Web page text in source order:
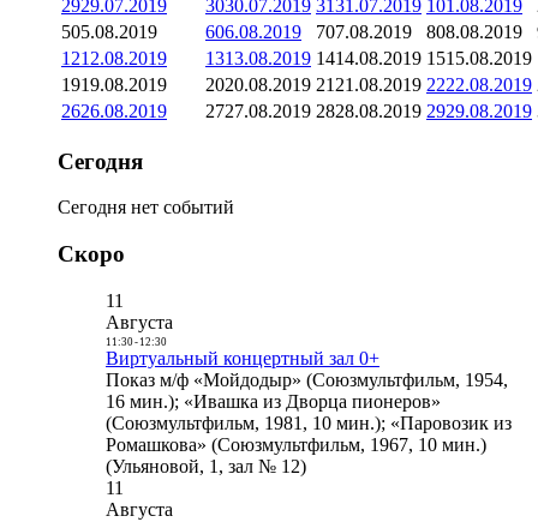
2929.07.2019 3030.07.2019 3131.07.2019 101.08.2019
505.08.2019 606.08.2019 707.08.2019 808.08.2019
1212.08.2019 1313.08.2019 1414.08.2019 1515.08.2019
1919.08.2019 2020.08.2019 21 21.08.2019 2222.08.2019
2626.08.2019 2727.08.2019 2828.08.2019 2929.08.2019
Сегодня
Сегодня нет событий
Скоро
11
Августа
11:30- 12:30
Виртуальный концертный зал 0+
Показ м/ф «Мойдодыр» (Союзмультфильм, 1954,
16 мин.); «Ивашка из Дворца пионеров»
(Союзмультфильм, 1981, 10 мин.); «Паровозик из
Ромашкова» (Союзмультфильм, 1967, 10 мин.)
(Ульяновой, 1, зал № 12)
11
Августа